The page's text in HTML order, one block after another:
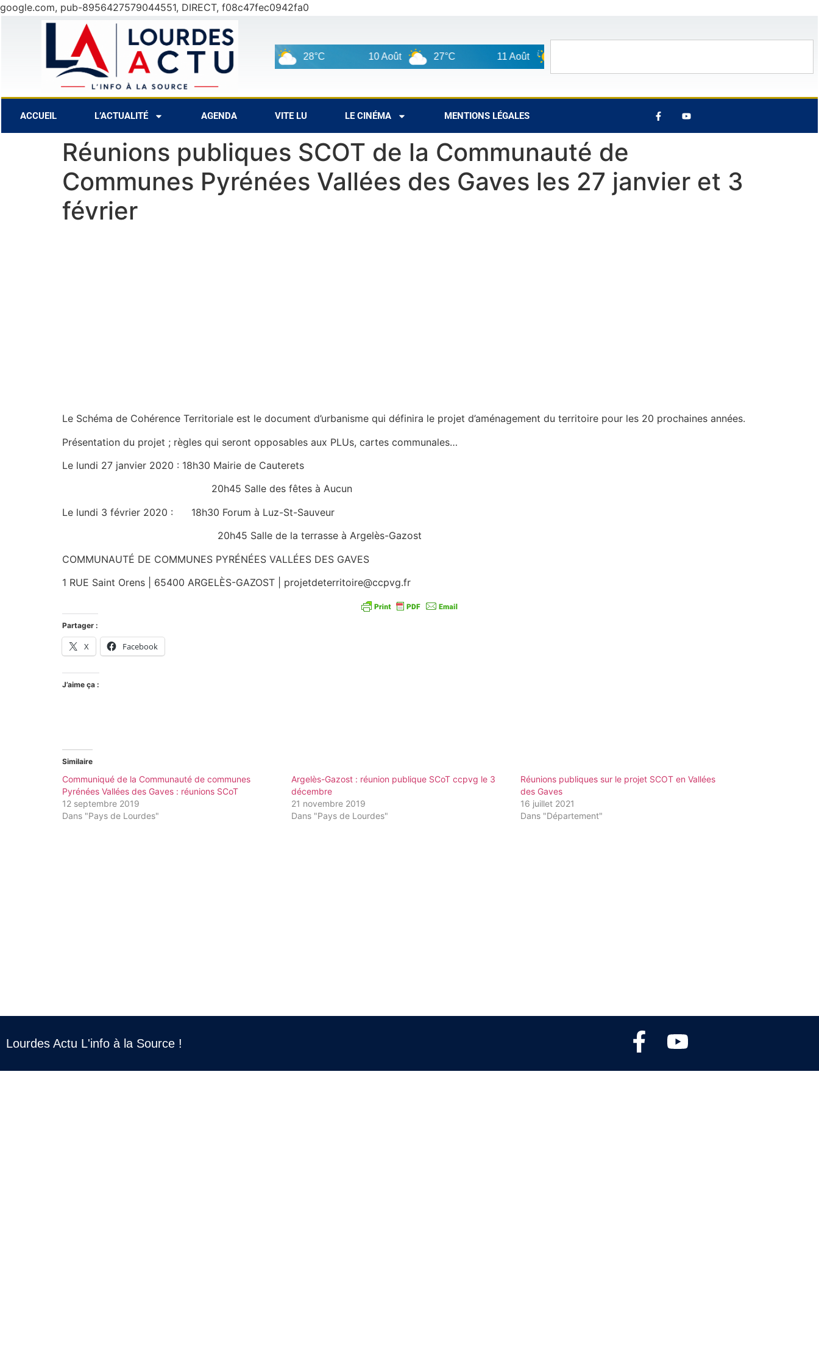
google.com, pub-8956427579044551, DIRECT, f08c47fec0942fa0
8 Août 30°C 28°C 10 Août 27°C 11 Août
ACCUEIL L’ACTUALITÉ AGENDA VITE LU LE CINÉMA MENTIONS LÉGALES
Réunions publiques SCOT de la Communauté de
Communes Pyrénées Vallées des Gaves les 27 janvier et 3
février
Le Schéma de Cohérence Territoriale est le document d’urbanisme qui définira le projet d’aménagement du territoire pour les 20 prochaines années.
Présentation du projet ; règles qui seront opposables aux PLUs, cartes communales…
Le lundi 27 janvier 2020 : 18h30 Mairie de Cauterets
20h45 Salle des fêtes à Aucun
Le lundi 3 février 2020 : 18h30 Forum à Luz-St-Sauveur
20h45 Salle de la terrasse à Argelès-Gazost
COMMUNAUTÉ DE COMMUNES PYRÉNÉES VALLÉES DES GAVES
1 RUE Saint Orens | 65400 ARGELÈS-GAZOST | projetdeterritoire@ccpvg.fr
Partager :
X Facebook
J’aime ça :
Similaire
Communiqué de la Communauté de communes
Pyrénées Vallées des Gaves : réunions SCoT
12 septembre 2019
Dans "Pays de Lourdes"
Argelès-Gazost : réunion publique SCoT ccpvg le 3
décembre
21 novembre 2019
Dans "Pays de Lourdes"
Réunions publiques sur le projet SCOT en Vallées
des Gaves
16 juillet 2021
Dans "Département"
Lourdes Actu L'info à la Source !